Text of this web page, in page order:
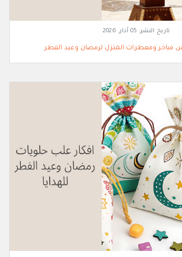
تاريخ النشر: 05 آذار, 2026
مباخر ومعطرات المنزل لرمضان وعيد الفطر